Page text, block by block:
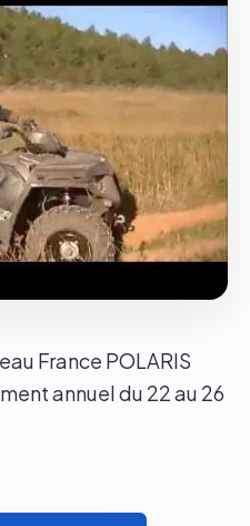
France POLARIS
annuel du 22 au 26